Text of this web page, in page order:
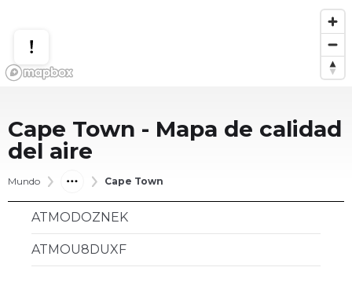
Cape Town - Mapa de calidad
del aire
Mundo Cape Town
ATMODOZNEK
ATMOU8DUXF